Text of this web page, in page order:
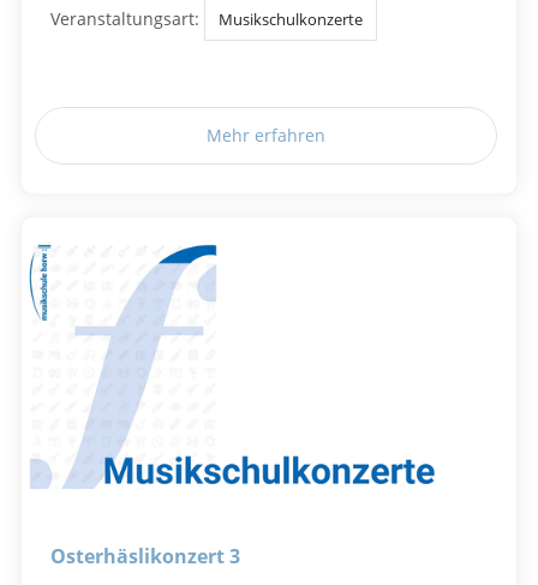
Veranstaltungsart: Musikschulkonzerte
Mehr erfahren
Osterhäslikonzert 3